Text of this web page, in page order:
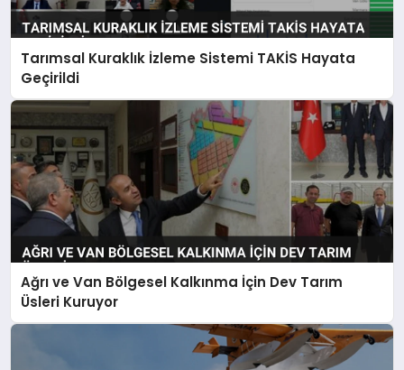
Tarımsal Kuraklık İzleme Sistemi TAKİS Hayata
Geçirildi
Ağrı ve Van Bölgesel Kalkınma İçin Dev Tarım
Üsleri Kuruyor